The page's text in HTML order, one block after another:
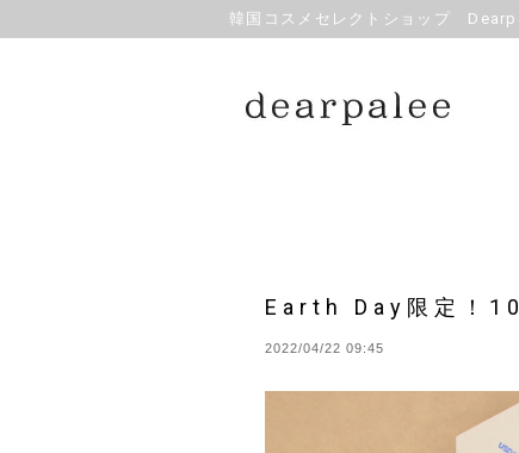
韓国コスメセレクトショップ
Earth Day限定！10
2022/04/22 09:45